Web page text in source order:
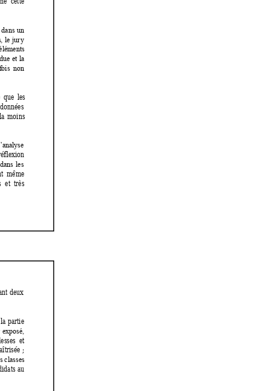
dans un
le jury
et la
ois  non
que  les
données
la moins
nalyse
dans les
même
et très
deux
partie
exposé,
et
;
classes
au